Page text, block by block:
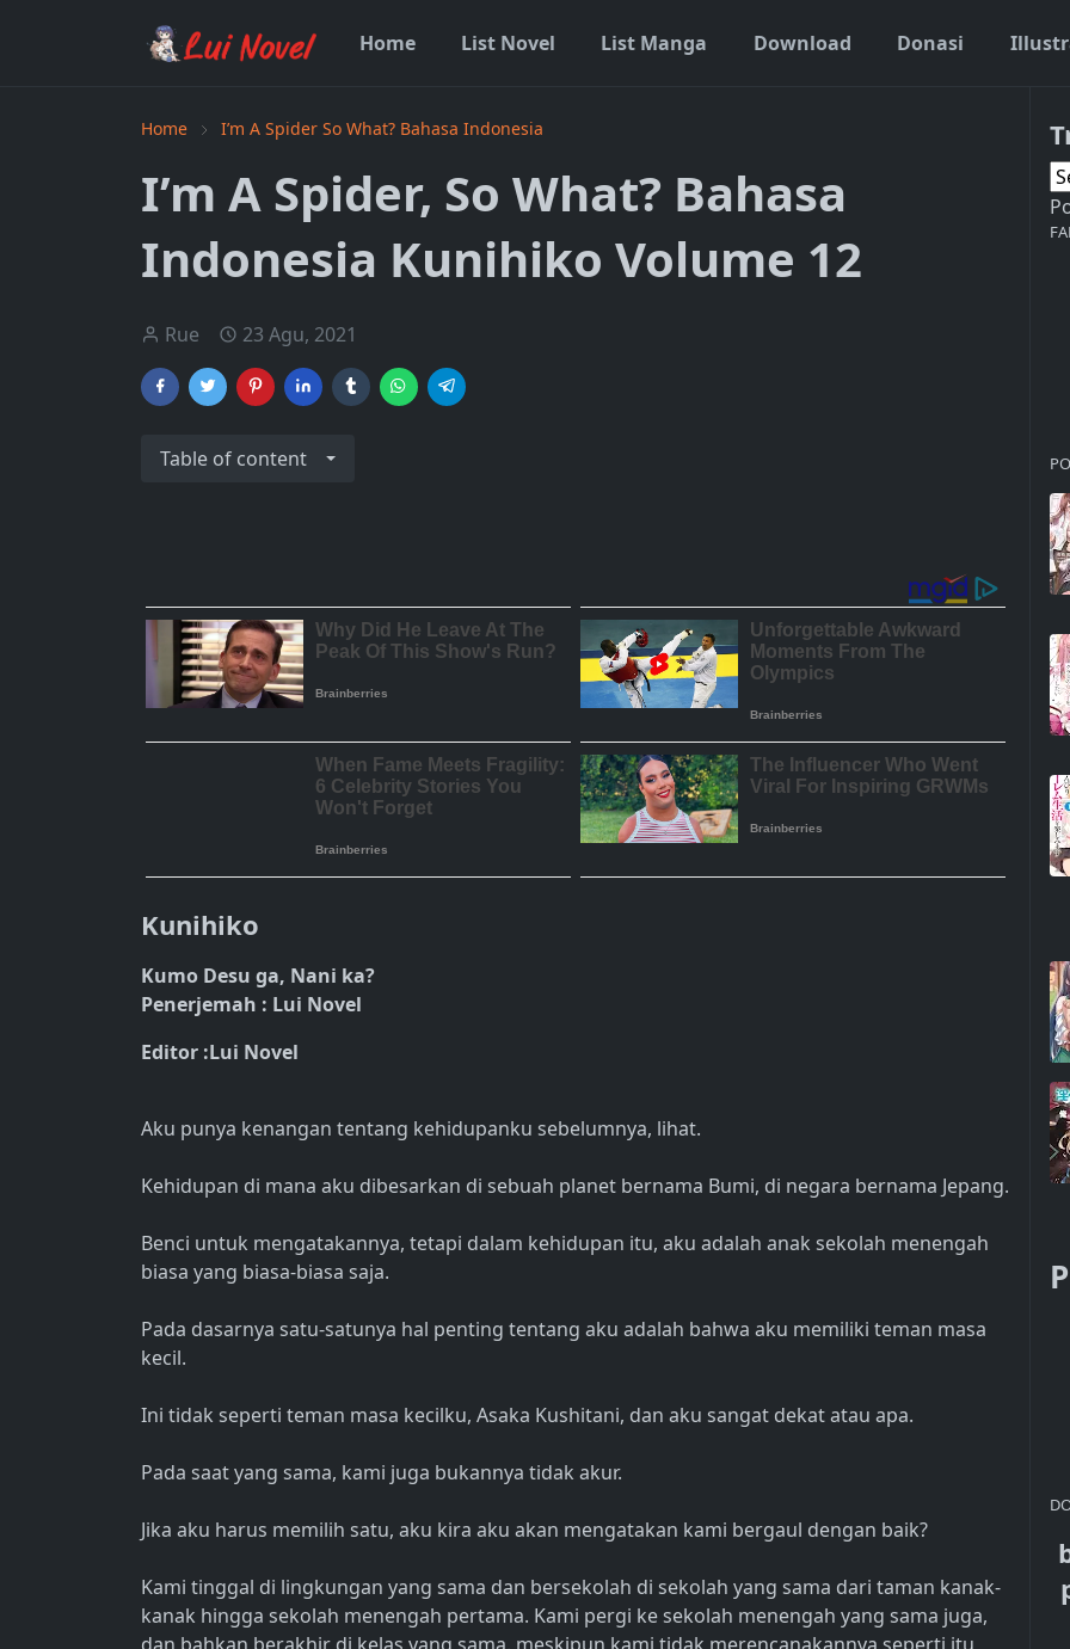
Home List Novel List Manga Download Donasi
Home I’m A Spider So What? Bahasa Indonesia
I’m A Spider, So What? Bahasa
Indonesia Kunihiko Volume 12
Rue 23 Agu, 2021
Table of content
Kunihiko
Kumo Desu ga, Nani ka?
Penerjemah : Lui Novel
Editor :Lui Novel
Aku punya kenangan tentang kehidupanku sebelumnya, lihat.
Kehidupan di mana aku dibesarkan di sebuah planet bernama Bumi, di negara bernama Jepang.
Benci untuk mengatakannya, tetapi dalam kehidupan itu, aku adalah anak sekolah menengah
biasa yang biasa-biasa saja.
Pada dasarnya satu-satunya hal penting tentang aku adalah bahwa aku memiliki teman masa
kecil.
Ini tidak seperti teman masa kecilku, Asaka Kushitani, dan aku sangat dekat atau apa.
Pada saat yang sama, kami juga bukannya tidak akur.
Jika aku harus memilih satu, aku kira aku akan mengatakan kami bergaul dengan baik?
Kami tinggal di lingkungan yang sama dan bersekolah di sekolah yang sama dari taman kanak-
kanak hingga sekolah menengah pertama. Kami pergi ke sekolah menengah yang sama juga,